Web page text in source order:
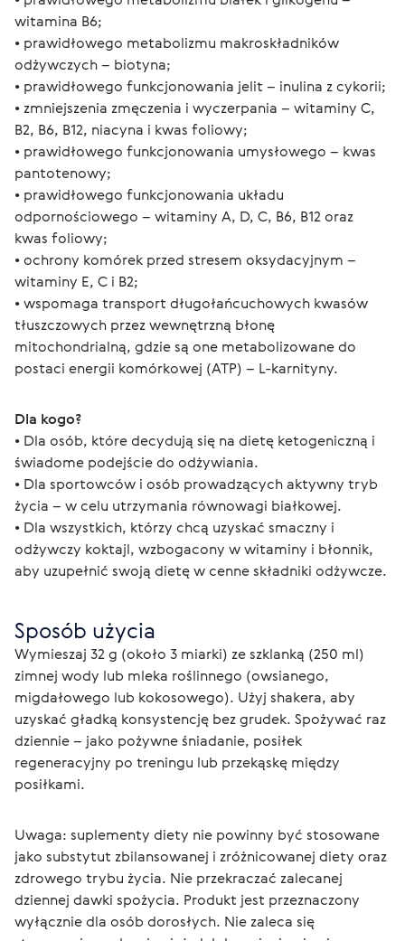
witamina B6;
• prawidłowego metabolizmu makroskładników
odżywczych – biotyna;
• prawidłowego funkcjonowania jelit – inulina z cykorii;
• zmniejszenia zmęczenia i wyczerpania – witaminy C,
B2, B6, B12, niacyna i kwas foliowy;
• prawidłowego funkcjonowania umysłowego – kwas
pantotenowy;
• prawidłowego funkcjonowania układu
odpornościowego – witaminy A, D, C, B6, B12 oraz
kwas foliowy;
• ochrony komórek przed stresem oksydacyjnym –
witaminy E, C i B2;
• wspomaga transport długołańcuchowych kwasów
tłuszczowych przez wewnętrzną błonę
mitochondrialną, gdzie są one metabolizowane do
postaci energii komórkowej (ATP) – L-karnityny.
Dla kogo?
• Dla osób, które decydują się na dietę ketogeniczną i
świadome podejście do odżywiania.
• Dla sportowców i osób prowadzących aktywny tryb
życia – w celu utrzymania równowagi białkowej.
• Dla wszystkich, którzy chcą uzyskać smaczny i
odżywczy koktajl, wzbogacony w witaminy i błonnik,
aby uzupełnić swoją dietę w cenne składniki odżywcze.
Sposób użycia
Wymieszaj 32 g (około 3 miarki) ze szklanką (250 ml)
zimnej wody lub mleka roślinnego (owsianego,
migdałowego lub kokosowego). Użyj shakera, aby
uzyskać gładką konsystencję bez grudek. Spożywać raz
dziennie – jako pożywne śniadanie, posiłek
regeneracyjny po treningu lub przekąskę między
posiłkami.
Uwaga: suplementy diety nie powinny być stosowane
jako substytut zbilansowanej i zróżnicowanej diety oraz
zdrowego trybu życia. Nie przekraczać zalecanej
dziennej dawki spożycia. Produkt jest przeznaczony
wyłącznie dla osób dorosłych. Nie zaleca się